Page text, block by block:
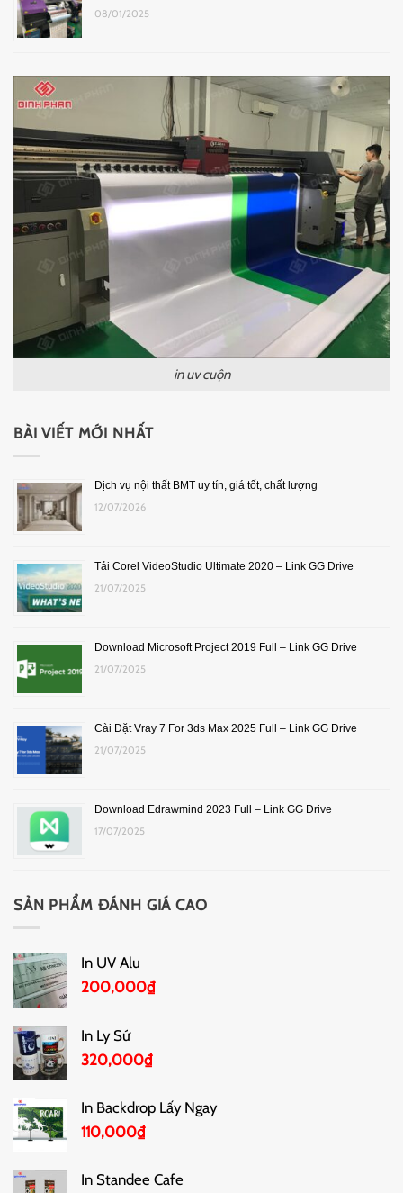
08/01/2025
in uv cuộn
BÀI VIẾT MỚI NHẤT
Dịch vụ nội thất BMT uy tín, giá tốt, chất lượng
12/07/2026
Tải Corel VideoStudio Ultimate 2020 – Link GG Drive
21/07/2025
Download Microsoft Project 2019 Full – Link GG Drive
21/07/2025
Cài Đặt Vray 7 For 3ds Max 2025 Full – Link GG Drive
21/07/2025
Download Edrawmind 2023 Full – Link GG Drive
17/07/2025
SẢN PHẨM ĐÁNH GIÁ CAO
In UV Alu
200,000₫
In Ly Sứ
320,000₫
In Backdrop Lấy Ngay
110,000₫
In Standee Cafe